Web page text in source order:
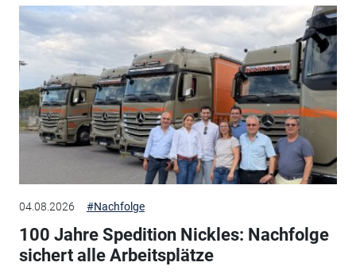
04.08.2026 #Nachfolge
100 Jahre Spedition Nickles: Nachfolge
sichert alle Arbeitsplätze